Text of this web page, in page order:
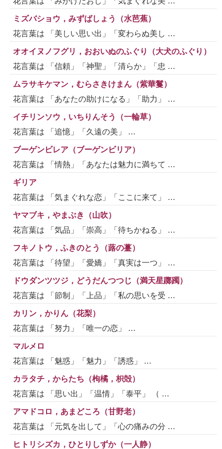
ミズバショウ，みずばしょう（水芭蕉）
花言葉は 「美しい思い出」「変わらぬ美し …
オオイヌノフグリ，おおいぬのふぐり（大犬のふぐり）
花言葉は 「信頼」「神聖」「清らか」「忠 …
ムラサキケマン，むらさきけまん（紫華鬘）
花言葉は 「あなたの助けになる」「助力」 …
イチリンソウ，いちりんそう（一輪草）
花言葉は 「追憶」「久遠の美」 …
ブーゲンビレア（ブーゲンビリア）
花言葉は 「情熱」「あなたは魅力に満ちて …
ギリア
花言葉は 「気まぐれな恋」「ここに来て」 …
ヤマブキ，やまぶき（山吹）
花言葉は 「気品」「崇高」「待ちかねる」 …
フキノトウ，ふきのとう（蕗の薹）
花言葉は 「待望」「愛嬌」「真実は一つ」 …
ドウダンツツジ，どうだんつつじ（満天星躑躅）
花言葉は 「節制」「上品」「私の思いを受 …
カリン，かりん（花梨）
花言葉は 「努力」「唯一の恋」 …
マルメロ
花言葉は 「魅惑」「魅力」「誘惑」 …
カラタチ，からたち（枸橘，枳殻）
花言葉は 「思い出」「温情」「泰平」 （ …
アマドコロ，あまどころ（甘野老）
花言葉は 「元気を出して」「心の痛みの分 …
ヒトリシズカ，ひとりしずか（一人静）